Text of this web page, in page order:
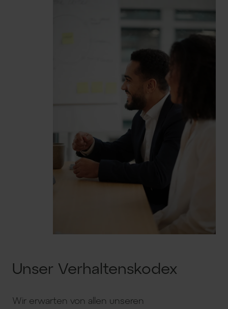
Unser Verhaltenskodex
Wir erwarten von allen unseren